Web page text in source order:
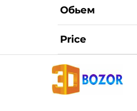
Обьем
Price